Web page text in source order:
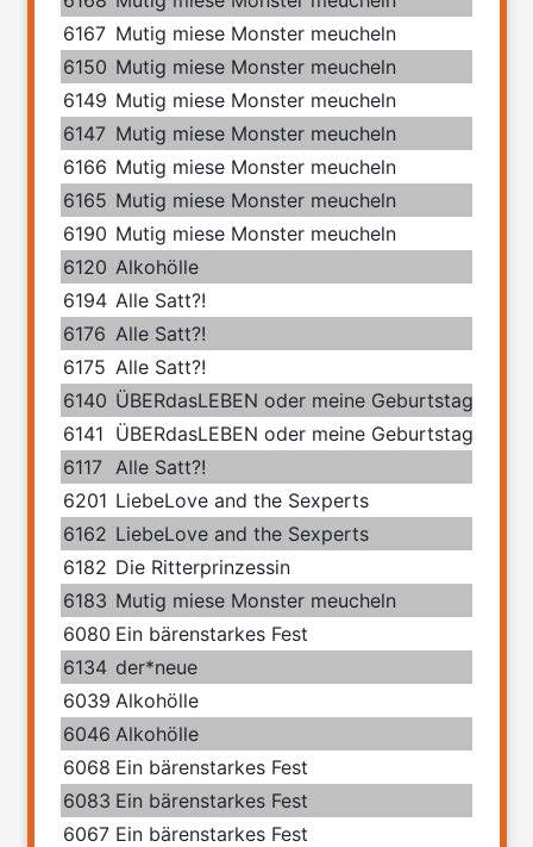
6167 Mutig miese Monster meucheln
6150 Mutig miese Monster meucheln
6149 Mutig miese Monster meucheln
6147 Mutig miese Monster meucheln
6166 Mutig miese Monster meucheln
6165 Mutig miese Monster meucheln
6190 Mutig miese Monster meucheln
6120 Alkohölle
6194 Alle Satt?!
6176 Alle Satt?!
6175 Alle Satt?!
6140 ÜBERdasLEBEN oder meine Geburtstage mit
6141 ÜBERdasLEBEN oder meine Geburtstage mit
6117 Alle Satt?!
6201 LiebeLove and the Sexperts
6162 LiebeLove and the Sexperts
6182 Die Ritterprinzessin
6183 Mutig miese Monster meucheln
6080 Ein bärenstarkes Fest
6134 der*neue
6039 Alkohölle
6046 Alkohölle
6068 Ein bärenstarkes Fest
6083 Ein bärenstarkes Fest
6067 Ein bärenstarkes Fest